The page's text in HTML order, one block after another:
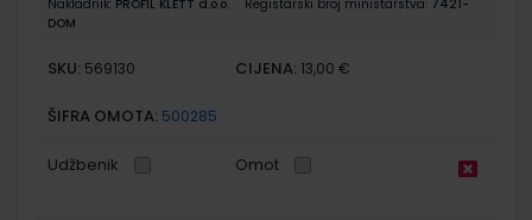
Nakladnik: PROFIL KLETT d.o.o. Registarski broj ministarstva: 7421-
DOM
SKU: 569130 CIJENA: 13,00 €
ŠIFRA OMOTA: 500285
Udžbenik Omot